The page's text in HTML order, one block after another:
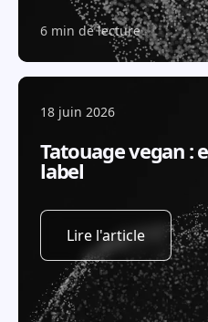
6 min de lecture
18 juin 2026
Tatouage vegan :
label
Lire l'article